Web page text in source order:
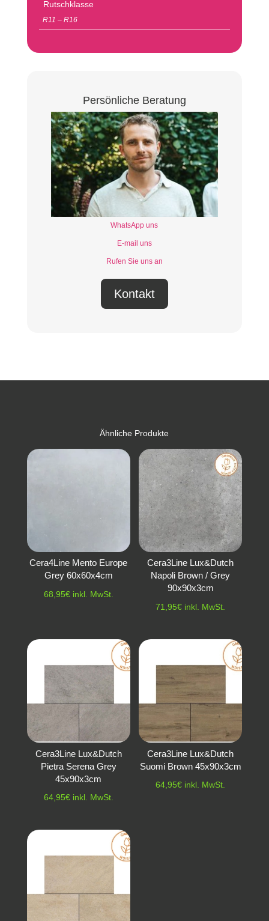
Rutschklasse
R11 – R16
Persönliche Beratung
WhatsApp uns
E-mail uns
Rufen Sie uns an
Kontakt
Ähnliche Produkte
Cera4Line Mento Europe
Grey 60x60x4cm
68,95€ inkl. MwSt.
Cera3Line Lux&Dutch
Napoli Brown / Grey
90x90x3cm
71,95€ inkl. MwSt.
Cera3Line Lux&Dutch
Pietra Serena Grey
45x90x3cm
64,95€ inkl. MwSt.
Cera3Line Lux&Dutch
Suomi Brown 45x90x3cm
64,95€ inkl. MwSt.